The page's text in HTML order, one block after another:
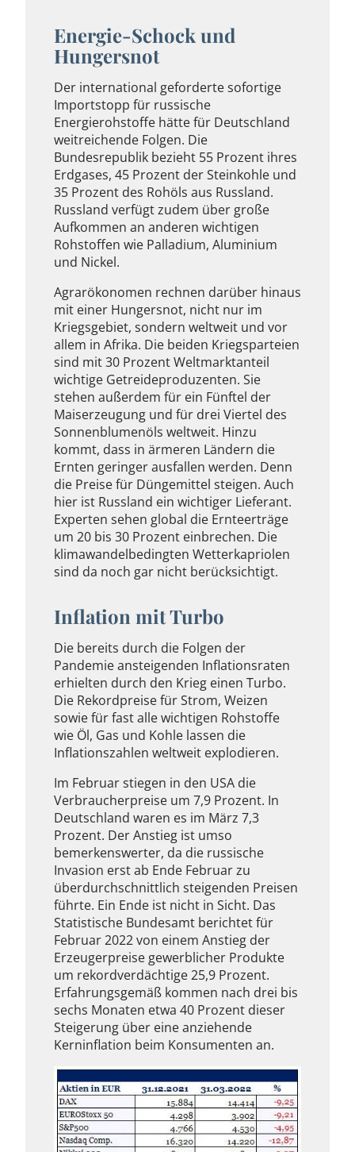
Energie-Schock und
Hungersnot
Der international geforderte sofortige
Importstopp für russische
Energierohstoffe hätte für Deutschland
weitreichende Folgen. Die
Bundesrepublik bezieht 55 Prozent ihres
Erdgases, 45 Prozent der Steinkohle und
35 Prozent des Rohöls aus Russland.
Russland verfügt zudem über große
Aufkommen an anderen wichtigen
Rohstoffen wie Palladium, Aluminium
und Nickel.
Agrarökonomen rechnen darüber hinaus
mit einer Hungersnot, nicht nur im
Kriegsgebiet, sondern weltweit und vor
allem in Afrika. Die beiden Kriegsparteien
sind mit 30 Prozent Weltmarktanteil
wichtige Getreideproduzenten. Sie
stehen außerdem für ein Fünftel der
Maiserzeugung und für drei Viertel des
Sonnenblumenöls weltweit. Hinzu
kommt, dass in ärmeren Ländern die
Ernten geringer ausfallen werden. Denn
die Preise für Düngemittel steigen. Auch
hier ist Russland ein wichtiger Lieferant.
Experten sehen global die Ernteerträge
um 20 bis 30 Prozent einbrechen. Die
klimawandelbedingten Wetterkapriolen
sind da noch gar nicht berücksichtigt.
Inflation mit Turbo
Die bereits durch die Folgen der
Pandemie ansteigenden Inflationsraten
erhielten durch den Krieg einen Turbo.
Die Rekordpreise für Strom, Weizen
sowie für fast alle wichtigen Rohstoffe
wie Öl, Gas und Kohle lassen die
Inflationszahlen weltweit explodieren.
Im Februar stiegen in den USA die
Verbraucherpreise um 7,9 Prozent. In
Deutschland waren es im März 7,3
Prozent. Der Anstieg ist umso
bemerkenswerter, da die russische
Invasion erst ab Ende Februar zu
überdurchschnittlich steigenden Preisen
führte. Ein Ende ist nicht in Sicht. Das
Statistische Bundesamt berichtet für
Februar 2022 von einem Anstieg der
Erzeugerpreise gewerblicher Produkte
um rekordverdächtige 25,9 Prozent.
Erfahrungsgemäß kommen nach drei bis
sechs Monaten etwa 40 Prozent dieser
Steigerung über eine anziehende
Kerninflation beim Konsumenten an.